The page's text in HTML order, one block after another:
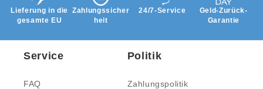
Lieferung in die
gesamte EU
Zahlungssicher
heit
24/7-Service
Geld-Zurück-
Garantie
Service
FAQ
Politik
Zahlungspolitik